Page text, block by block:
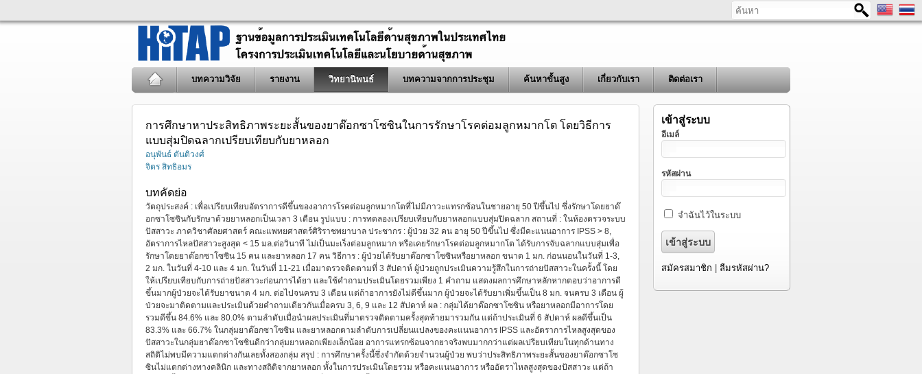
ค้นหา
บทความวิจัย รายงาน วิทยานิพนธ์ บทความจากการประชุม ค้นหาขั้นสูง เกี่ยวกับเรา ติดต่อเรา
การศึกษาหาประสิทธิภาพระยะสั้นของยาด๊อกซาโซซินในการรักษาโรคต่อมลูกหมากโต โดยวิธีการ
แบบสุ่มปิดฉลากเปรียบเทียบกับยาหลอก
อนุพันธ์ ตันติวงศ์
จิตร สิทธิอมร
บทคัดย่อ
วัตถุประสงค์ : เพื่อเปรียบเทียบอัตราการดีขึ้นของอาการโรคต่อมลูกหมากโตที่ไม่มีภาวะแทรกซ้อนในชายอายุ 50 ปีขึ้นไป ซึ่งรักษาโดยยาด๊
อกซาโซซินกับรักษาด้วยยาหลอกเป็นเวลา 3 เดือน รูปแบบ : การทดลองเปรียบเทียบกับยาหลอกแบบสุ่มปิดฉลาก สถานที่ : ในห้องตรวจระบบ
ปัสสาวะ ภาควิชาศัลยศาสตร์ คณะแพทยศาสตร์ศิริราชพยาบาล ประชากร : ผู้ป่วย 32 คน อายุ 50 ปีขึ้นไป ซึ่งมีคะแนนอาการ IPSS > 8,
อัตราการไหลปัสสาวะสูงสุด < 15 มล.ต่อวินาที ไม่เป็นมะเร็งต่อมลูกหมาก หรือเคยรักษาโรคต่อมลูกหมากโต ได้รับการจับฉลากแบบสุ่มเพื่อ
รักษาโดยยาด๊อกซาโซซิน 15 คน และยาหลอก 17 คน วิธีการ : ผู้ป่วยได้รับยาด๊อกซาโซซินหรือยาหลอก ขนาด 1 มก. ก่อนนอนในวันที่ 1-3,
2 มก. ในวันที่ 4-10 และ 4 มก. ในวันที่ 11-21 เมื่อมาตรวจติดตามที่ 3 สัปดาห์ ผู้ป่วยถูกประเมินความรู้สึกในการถ่ายปัสสาวะในครั้งนี้ โดย
ให้เปรียบเทียบกับการถ่ายปัสสาวะก่อนการได้ยา และใช้คำถามประเมินโดยรวมเพียง 1 คำถาม แสดงผลการศึกษาหลักหากตอบว่าอาการดี
ขึ้นมากผู้ป่วยจะได้รับยาขนาด 4 มก. ต่อไปจนครบ 3 เดือน แต่ถ้าอาการยังไม่ดีขึ้นมาก ผู้ป่วยจะได้รับยาเพิ่มขึ้นเป็น 8 มก. จนครบ 3 เดือน ผู้
ป่วยจะมาติดตามและประเมินด้วยคำถามเดียวกันเมื่อครบ 3, 6, 9 และ 12 สัปดาห์ ผล : กลุ่มได้ยาด๊อกซาโซซิน หรือยาหลอกมีอาการโดย
รวมดีขึ้น 84.6% และ 80.0% ตามลำดับเมื่อนำผลประเมินที่มาตรวจติดตามครั้งสุดท้ายมารวมกัน แต่ถ้าประเมินที่ 6 สัปดาห์ ผลดีขึ้นเป็น
83.3% และ 66.7% ในกลุ่มยาด๊อกซาโซซิน และยาหลอกตามลำดับการเปลี่ยนแปลงของคะแนนอาการ IPSS และอัตราการไหลสูงสุดของ
ปัสสาวะในกลุ่มยาด๊อกซาโซซินดีกว่ากลุ่มยาหลอกเพียงเล็กน้อย อาการแทรกซ้อนจากยาจริงพบมากกว่าแต่ผลเปรียบเทียบในทุกด้านทาง
สถิติไม่พบมีความแตกต่างกันเลยทั้งสองกลุ่ม สรุป : การศึกษาครั้งนี้ซึ่งจำกัดด้วยจำนวนผู้ป่วย พบว่าประสิทธิภาพระยะสั้นของยาด๊อกซาโซ
ซินไม่แตกต่างทางคลินิก และทางสถิติจากยาหลอก ทั้งในการประเมินโดยรวม หรือคะแนนอาการ หรืออัตราไหลสูงสุดของปัสสาวะ แต่ถ้า
เข้าสู่ระบบ
อีเมล์
รหัสผ่าน
จำฉันไว้ในระบบ
สมัครสมาชิก ลืมรหัสผ่าน?